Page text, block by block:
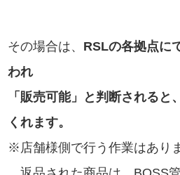
その場合は、 RSLの各拠点に
われ
「販売可能」と判断されると
くれます。
※店舗様側で行う作業はあり